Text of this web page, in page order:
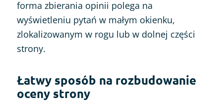
forma zbierania opinii polega na
wyświetleniu pytań w małym okienku,
zlokalizowanym w rogu lub w dolnej części
strony.
Łatwy sposób na rozbudowanie
oceny strony